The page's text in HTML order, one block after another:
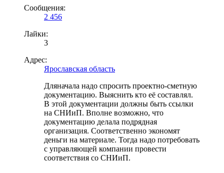
Сообщения:
2 456
Лайки:
3
Адрес:
Ярославская область
Дляначала надо спросить проектно-сметную
документацию. Выяснить кто её составлял.
В этой документации должны быть ссылки
на СНИиП. Вполне возможно, что
документацию делала подрядная
организация. Соответственно экономят
деньги на материале. Тогда надо потребовать
с управляющей компании провести
соответствия со СНИиП.